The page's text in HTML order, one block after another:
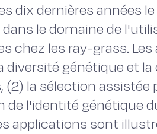
dix dernières années
le domaine de
chez les ray-grass.
diversité génétique et
(2) la sélection
de l'identité génétique
applications sont